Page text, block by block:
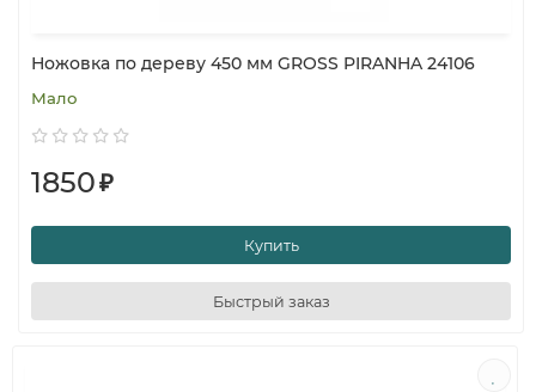
Ножовка по дереву 450 мм GROSS PIRANHA 24106
Мало
1850₽
Купить
Быстрый заказ